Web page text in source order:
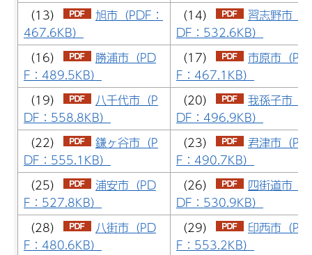
（13）
旭市（PDF：
467.6KB）
（14）
習志野市（P
DF：532.6KB）
（16）
勝浦市（PD
F：489.5KB）
（17）
市原市（PD
F：467.1KB）
（19）
八千代市（P
DF：558.8KB）
（20）
我孫子市（P
DF：496.9KB）
（22）
鎌ヶ谷市（P
DF：555.1KB）
（23）
君津市（PD
F：490.7KB）
（25）
浦安市（PD
F：527.8KB）
（26）
四街道市（P
DF：530.9KB）
（28）
八街市（PD
F：480.6KB）
（29）
印西市（PD
F：553.2KB）